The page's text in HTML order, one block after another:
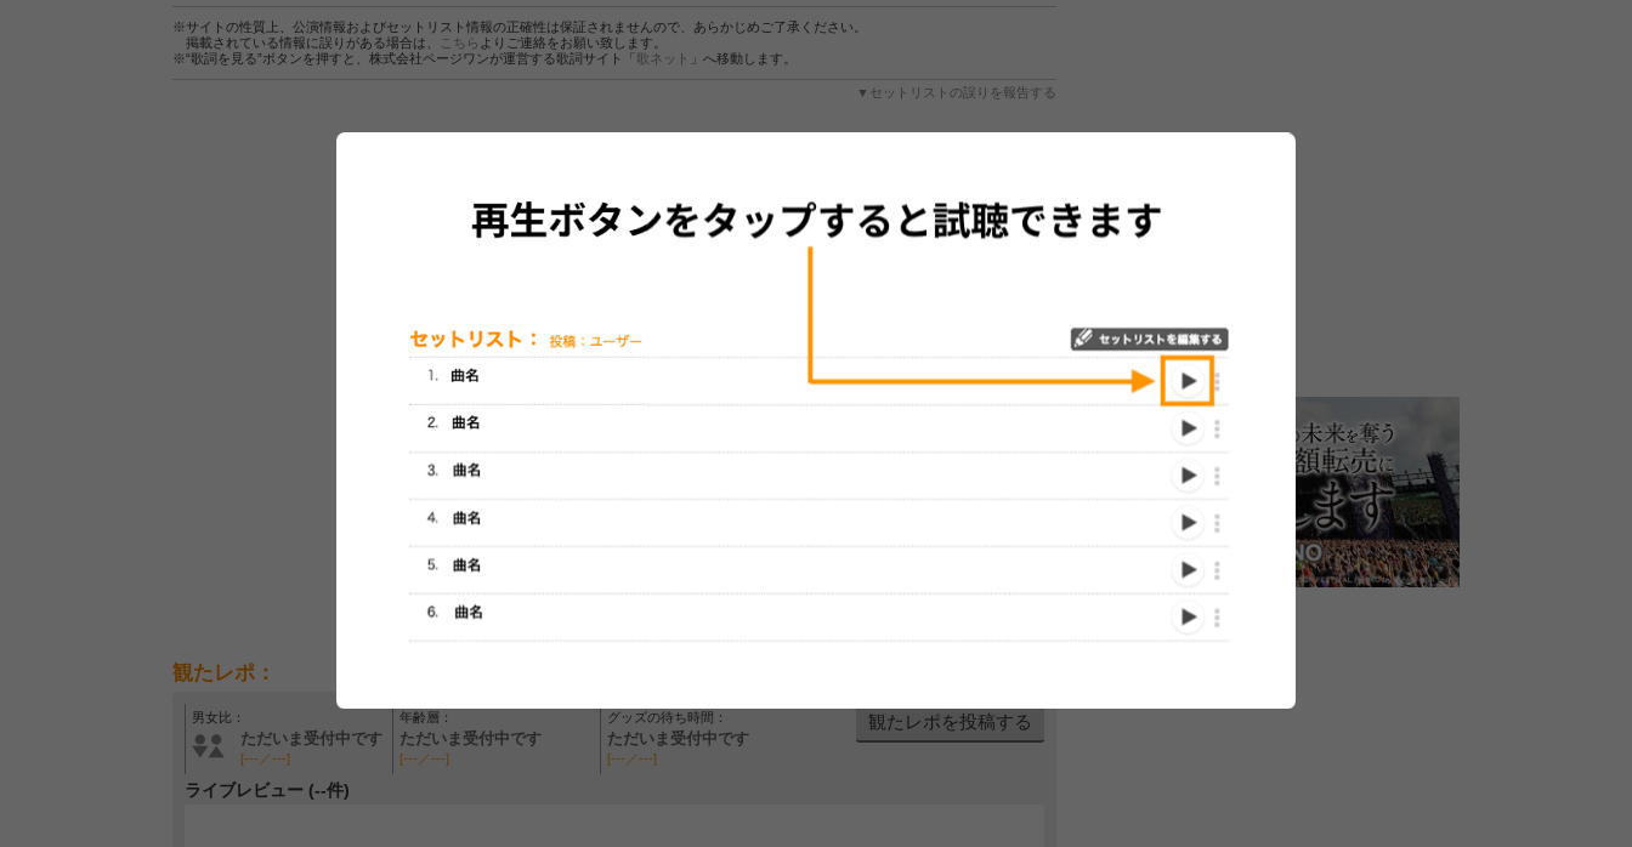
※サイトの性質上、公演情報およびセットリスト情報の正確性は保証されませんので、あらかじめご了承ください。
掲載されている情報に誤りがある場合は、
こちら よりご連絡をお願い致します。
※“歌詞を見る”ボタンを押すと、株式会社ページワンが運営する歌詞サイト「歌ネット 」へ移動します。
▼セットリストの誤りを報告する
観たレポ：
男女比：
ただいま受付中です
[---／---]
年齢層：
ただいま受付中です
[---／---]
グッズの待ち時間：
ただいま受付中です
[---／---]
観たレポを投稿する
ライブレビュー (--件)